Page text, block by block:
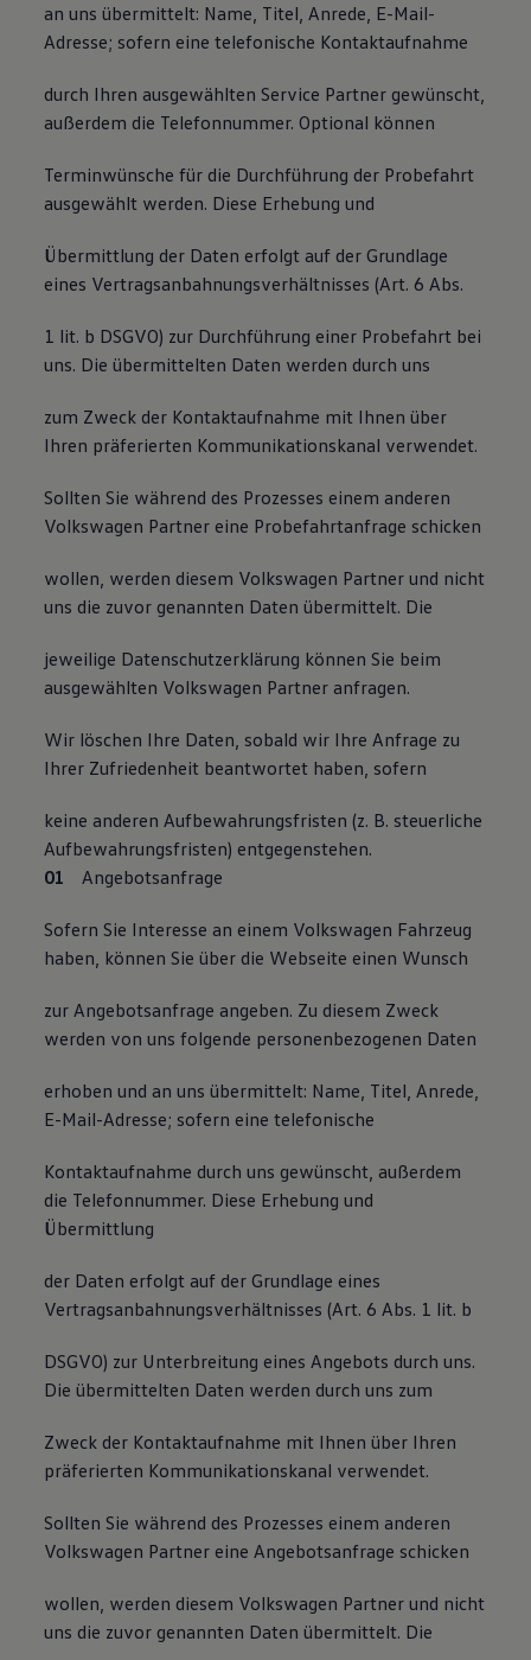
an uns übermittelt: Name, Titel, Anrede, E-Mail-
Adresse; sofern eine telefonische Kontaktaufnahme
durch Ihren ausgewählten Service Partner gewünscht,
außerdem die Telefonnummer. Optional können
Terminwünsche für die Durchführung der Probefahrt
ausgewählt werden. Diese Erhebung und
Übermittlung der Daten erfolgt auf der Grundlage
eines Vertragsanbahnungsverhältnisses (Art. 6 Abs.
1 lit. b DSGVO) zur Durchführung einer Probefahrt bei
uns. Die übermittelten Daten werden durch uns
zum Zweck der Kontaktaufnahme mit Ihnen über
Ihren präferierten Kommunikationskanal verwendet.
Sollten Sie während des Prozesses einem anderen
Volkswagen Partner eine Probefahrtanfrage schicken
wollen, werden diesem Volkswagen Partner und nicht
uns die zuvor genannten Daten übermittelt. Die
jeweilige Datenschutzerklärung können Sie beim
ausgewählten Volkswagen Partner anfragen.
Wir löschen Ihre Daten, sobald wir Ihre Anfrage zu
Ihrer Zufriedenheit beantwortet haben, sofern
keine anderen Aufbewahrungsfristen (z. B. steuerliche
Aufbewahrungsfristen) entgegenstehen.
Angebotsanfrage
Sofern Sie Interesse an einem Volkswagen Fahrzeug
haben, können Sie über die Webseite einen Wunsch
zur Angebotsanfrage angeben. Zu diesem Zweck
werden von uns folgende personenbezogenen Daten
erhoben und an uns übermittelt: Name, Titel, Anrede,
E-Mail-Adresse; sofern eine telefonische
Kontaktaufnahme durch uns gewünscht, außerdem
die Telefonnummer. Diese Erhebung und
Übermittlung
der Daten erfolgt auf der Grundlage eines
Vertragsanbahnungsverhältnisses (Art. 6 Abs. 1 lit. b
DSGVO) zur Unterbreitung eines Angebots durch uns.
Die übermittelten Daten werden durch uns zum
Zweck der Kontaktaufnahme mit Ihnen über Ihren
präferierten Kommunikationskanal verwendet.
Sollten Sie während des Prozesses einem anderen
Volkswagen Partner eine Angebotsanfrage schicken
wollen, werden diesem Volkswagen Partner und nicht
uns die zuvor genannten Daten übermittelt. Die